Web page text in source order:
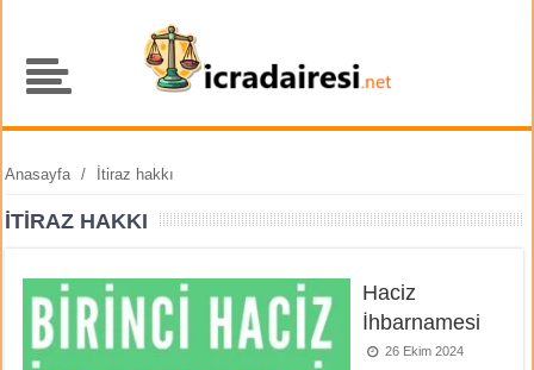
Anasayfa / İtiraz hakkı
İTIRAZ HAKKI
Haciz
İhbarnamesi
26 Ekim 2024